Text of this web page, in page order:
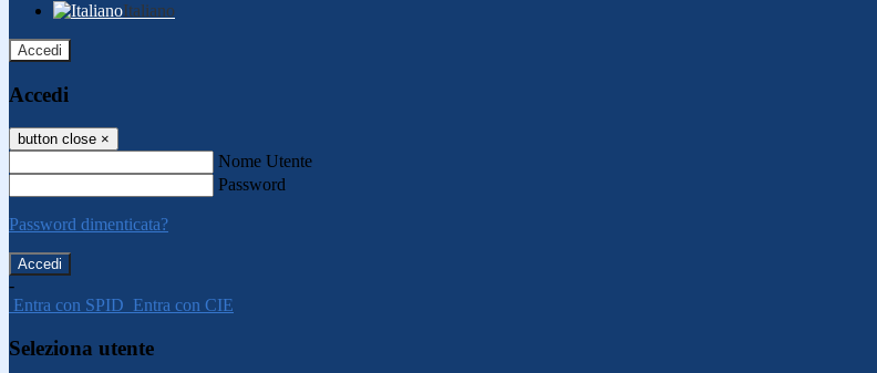
Italiano
Accedi
Accedi
button close ×
Nome Utente
Password
Password dimenticata?
-
Entra con SPID Entra con CIE
Seleziona utente